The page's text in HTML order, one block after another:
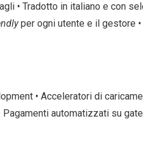
• Tradotto in italiano e con
per ogni utente e il gestore
• Acceleratori di
automatizzati su